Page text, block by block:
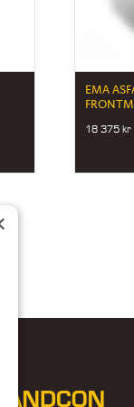
EMA
18 375kr